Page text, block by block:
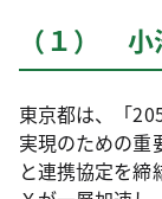
（１）
東京都は、「
実現のための重
と連携協定を締